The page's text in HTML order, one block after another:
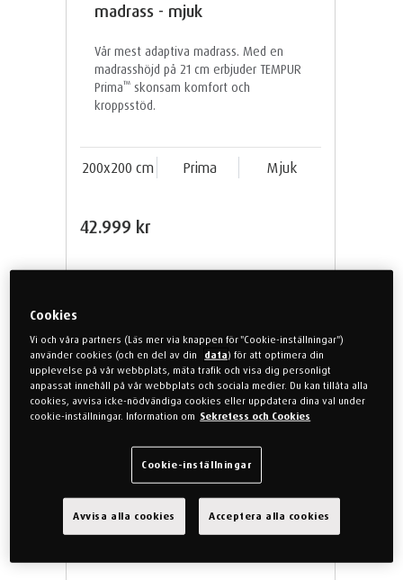
madrass - mjuk
Vår mest adaptiva madrass. Med en
madrasshöjd på 21 cm erbjuder TEMPUR
Prima™skonsam komfort och
kroppsstöd.
200x200 cm Prima Mjuk
42.999 kr
Fri hemleverans inom
fastlandet Sverige
Cookies
Vi och våra partners (Läs mer via knappen för "Cookie-inställningar")
använder cookies (och en del av din
data) för att optimera din
upplevelse på vår webbplats, mäta trafik och visa dig personligt
anpassat innehåll på vår webbplats och sociala medier. Du kan tillåta alla
cookies, avvisa icke-nödvändiga cookies eller uppdatera dina val under
cookie-inställningar. Information om Sekretess och Cookies
Cookie-inställningar
Avvisa alla cookies Acceptera alla cookies